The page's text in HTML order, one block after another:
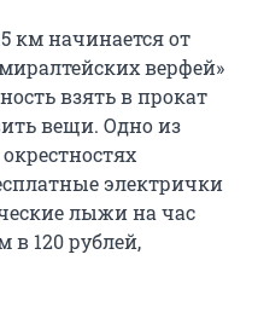
км начинается от
верфей»
взять в прокат
вещи. Одно из
электрички
лыжи на час
в 120 рублей,